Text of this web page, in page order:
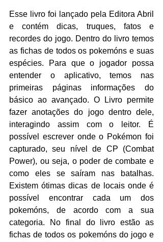
Esse livro foi lançado pela Editora Abril
e contém dicas, truques, fatos e
recordes do jogo. Dentro do livro temos
as fichas de todos os pokemóns e suas
espécies. Para que o jogador possa
entender o aplicativo, temos nas
primeiras páginas informações do
básico ao avançado. O Livro permite
fazer anotações do jogo dentro dele,
interagindo assim com o leitor. É
possível escrever onde o Pokémon foi
capturado, seu nível de CP (Combat
Power), ou seja, o poder de combate e
como eles se saíram nas batalhas.
Existem ótimas dicas de locais onde é
possível encontrar cada um dos
pokemóns, de acordo com a sua
categoria. No final do livro estão as
fichas de todos os pokemóns do jogo e